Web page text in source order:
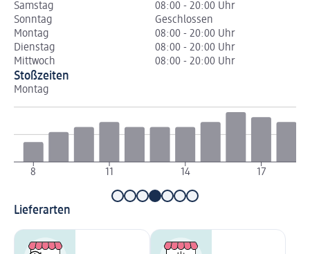
Samstag
08:00 - 20:00 Uhr
Sonntag
Geschlossen
Montag
08:00 - 20:00 Uhr
Dienstag
08:00 - 20:00 Uhr
Mittwoch
08:00 - 20:00 Uhr
Stoßzeiten
Montag
8 11 14 17
Lieferarten